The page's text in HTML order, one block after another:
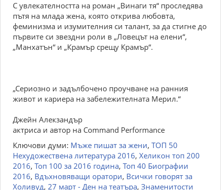
С увлекателността на роман „Винаги тя“ проследява
пътя на млада жена, която открива любовта,
феминизма и изумителния си талант, за да стигне до
първите си звездни роли в „Ловецът на елени“,
„Манхатън“ и „Крамър срещу Крамър“.
„Сериозно и задълбочено проучване на ранния
живот и кариера на забележителната Мерил.“
Джейн Алекзандър
актриса и автор на Command Performance
Ключови думи: Мъже пишат за жени, ТОП 50
Нехудожествена литература 2016, Хеликон топ 200
2016, Топ 100 за 2016 година, Топ 40 Биографии
2016, Вдъхновяващи оратори, Всички говорят за
Холивуд, 27 март - Ден на театъра, Знаменитости